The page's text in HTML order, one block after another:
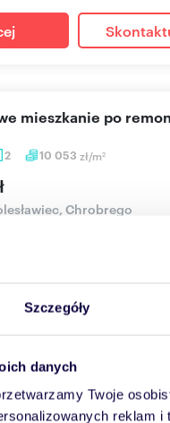
Szczegóły
danych
Twoje
reklam
2 10 053 zł/m2
mieszkanie po
Chrobrego
2 POKOJOWE
3-pokojowe